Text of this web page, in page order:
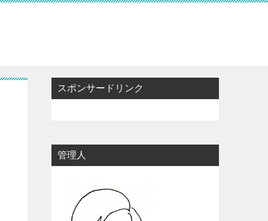
スポンサードリンク
管理人